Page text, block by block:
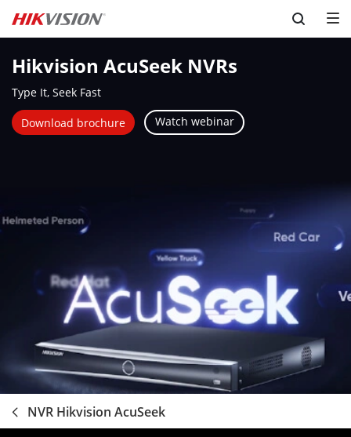
Skip to content
Hikvision AcuSeek NVRs
Type It, Seek Fast
Download brochure Watch webinar
NVR Hikvision AcuSeek